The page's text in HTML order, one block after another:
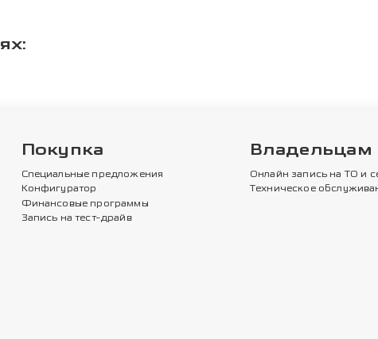
Покупка
Специальные предложения
Конфигуратор
Финансовые программы
Запись на тест-драйв
Владельцам
Онлайн запись на ТО и
Техническое